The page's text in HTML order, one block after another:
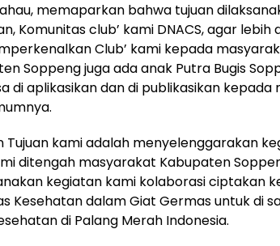
memaparkan bahwa tujuan
Komunitas club’ kami DNACS, agar
Club’ kami kepada
Soppeng juga ada anak Putra Bugis
di aplikasikan dan di publikasikan
Tujuan kami adalah menyelenggarakan
ditengah masyarakat Kabupaten
kegiatan kami kolaborasi ciptakan
Kesehatan dalam Giat Germas untuk di
di Palang Merah Indonesia.